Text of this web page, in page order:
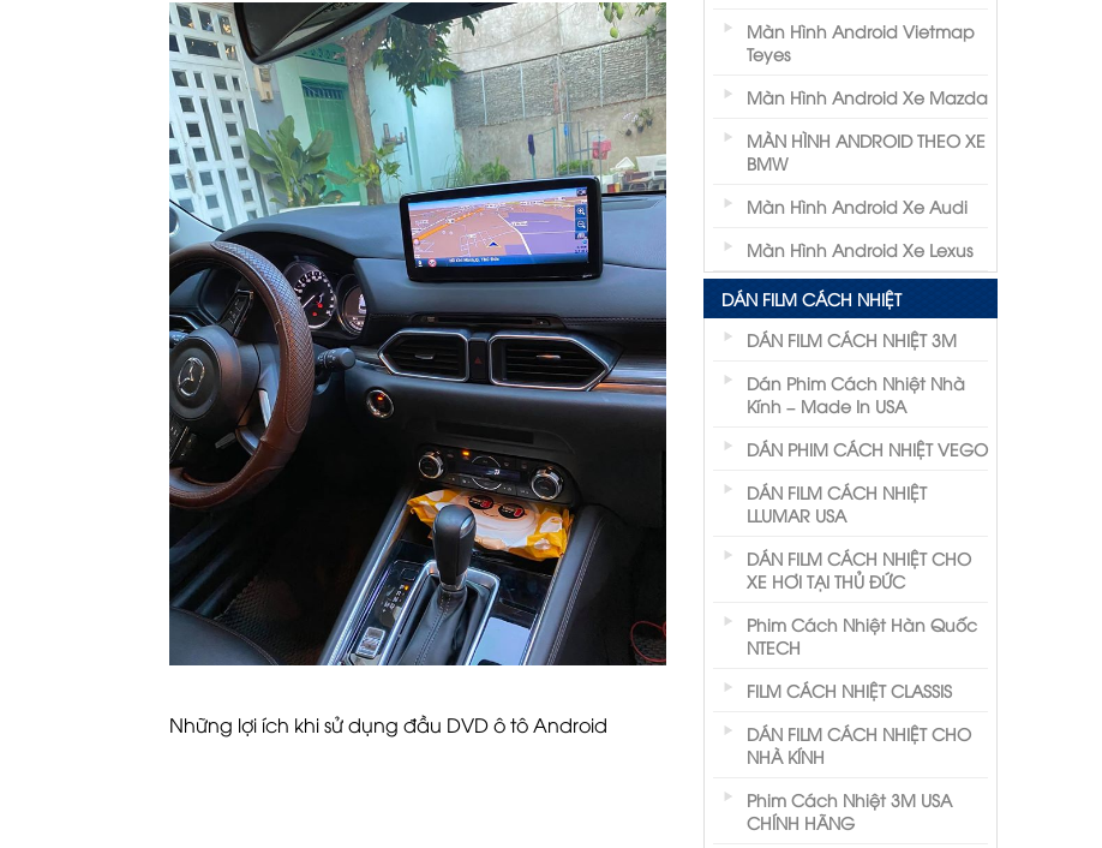
Những lợi ích khi sử dụng đầu DVD ô tô Android
Màn Hình Android Vietmap
Teyes
Màn Hình Android Xe Mazda
MÀN HÌNH ANDROID THEO XE
BMW
Màn Hình Android Xe Audi
Màn Hình Android Xe Lexus
DÁN FILM CÁCH NHIỆT
DÁN FILM CÁCH NHIỆT 3M
Dán Phim Cách Nhiệt Nhà
Kính – Made In USA
DÁN PHIM CÁCH NHIỆT VEGO
DÁN FILM CÁCH NHIỆT
LLUMAR USA
DÁN FILM CÁCH NHIỆT CHO
XE HƠI TẠI THỦ ĐỨC
Phim Cách Nhiệt Hàn Quốc
NTECH
FILM CÁCH NHIỆT CLASSIS
DÁN FILM CÁCH NHIỆT CHO
NHÀ KÍNH
Phim Cách Nhiệt 3M USA
CHÍNH HÃNG